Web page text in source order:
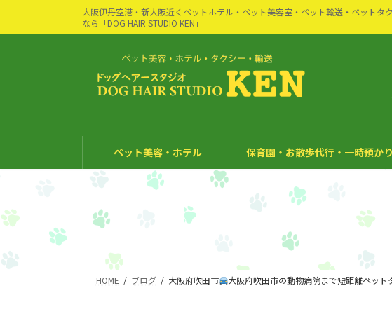
大阪伊丹空港・新大阪近くペットホテル・ペット美容室・ペット輸送・ペットタ
なら「DOG HAIR STUDIO KEN」
ペット美容・ホテル 保育園・お散歩代行・一時預かり
HOME ブログ 大阪府吹田市 大阪府吹田市の動物病院まで短距離ペット